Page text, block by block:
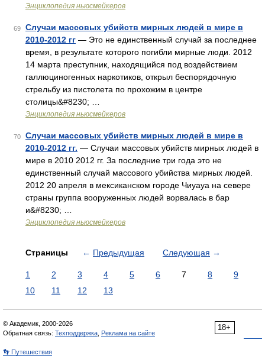
Энциклопедия ньюсмейкеров
69
Случаи массовых убийств мирных людей в мире в
2010-2012 гг — Это не единственный случай за последнее
время, в результате которого погибли мирные люди. 2012
14 марта преступник, находящийся под воздействием
галлюциногенных наркотиков, открыл беспорядочную
стрельбу из пистолета по прохожим в центре
столицы&#8230; …
Энциклопедия ньюсмейкеров
70
Случаи массовых убийств мирных людей в мире в
2010-2012 гг. — Случаи массовых убийств мирных людей в
мире в 2010 2012 гг. За последние три года это не
единственный случай массового убийства мирных людей.
2012 20 апреля в мексиканском городе Чиуауа на севере
страны группа вооруженных людей ворвалась в бар
и&#8230; …
Энциклопедия ньюсмейкеров
Страницы ← Предыдущая Следующая →
1 2 3 4 5 6 7 8
9
10
11 12 13
18+
© Академик, 2000-2026
Обратная связь: Техподдержка Реклама на сайте
👣 Путешествия